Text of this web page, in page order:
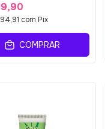
com Pix
COMPRAR